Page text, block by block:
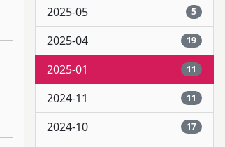
2025-05 5
2025-04 19
2025-01 11
2024-11 11
2024-10 17